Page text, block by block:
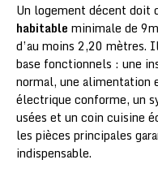
Un logement décent doit
habitable minimale de
d’au moins 2,20 mètres.
base fonctionnels : une
normal, une alimentation
électrique conforme, un
usées et un coin cuisine
les pièces principales
indispensable.